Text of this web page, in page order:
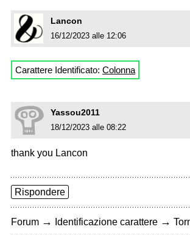
Lancon
16/12/2023 alle 12:06
Carattere Identificato: Colonna
Yassou2011
18/12/2023 alle 08:22
thank you Lancon
Rispondere
Forum → Identificazione carattere →